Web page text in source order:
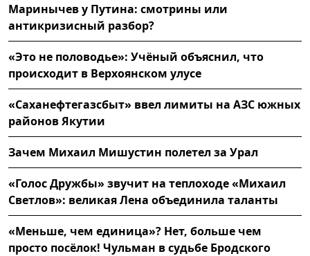
Маринычев у Путина: смотрины или
антикризисный разбор?
«Это не половодье»: Учёный объяснил, что
происходит в Верхоянском улусе
«Саханефтегазсбыт» ввел лимиты на АЗС южных
районов Якутии
Зачем Михаил Мишустин полетел за Урал
«Голос Дружбы» звучит на теплоходе «Михаил
Светлов»: великая Лена объединила таланты
«Меньше, чем единица»? Нет, больше чем
просто посёлок! Чульман в судьбе Бродского